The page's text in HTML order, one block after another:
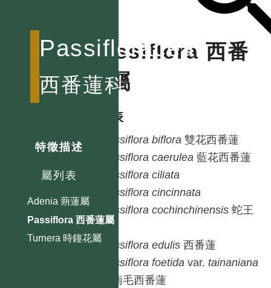
Passifloraceae
西番蓮科
特徵描述
屬列表
Adenia 蒴蓮屬
Passiflora 西番蓮屬
Turnera 時鐘花屬
Passiflora 西番
蓮屬
種列表
Passiflora biflora 雙花西番蓮
Passiflora caerulea 藍花西番蓮
Passiflora ciliata
Passiflora cincinnata
Passiflora cochinchinensis 蛇王
藤
Passiflora edulis 西番蓮
Passiflora foetidavar. tainaniana
台南毛西番蓮